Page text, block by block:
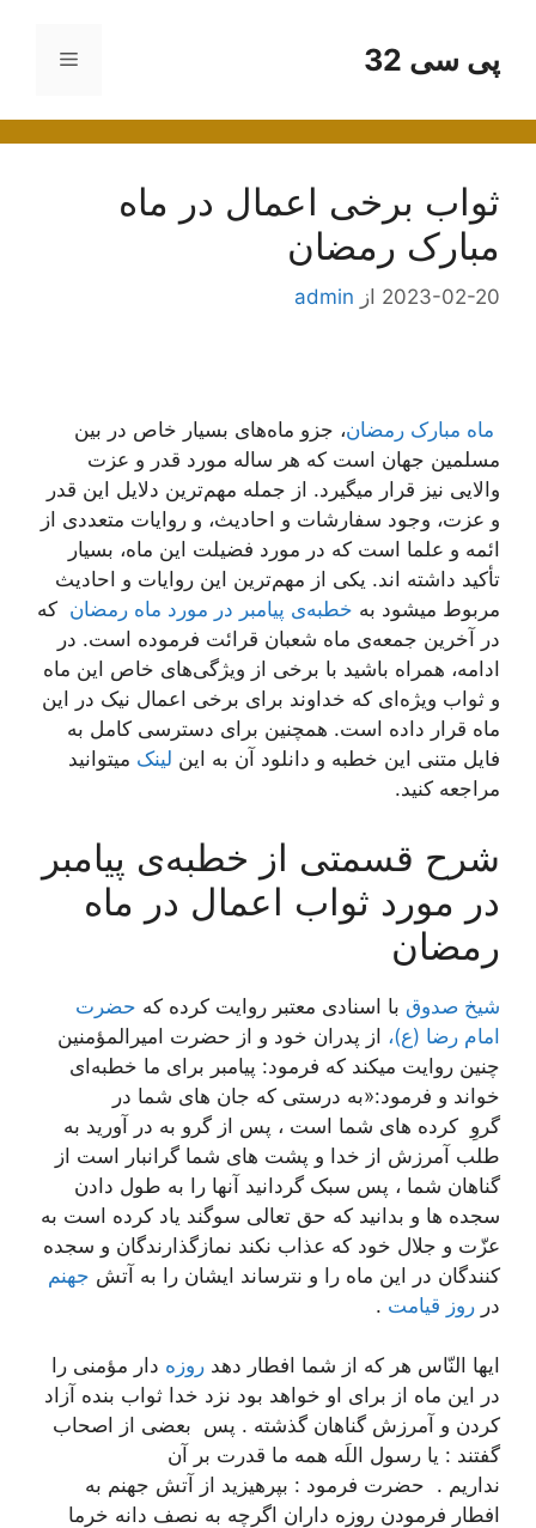
محتواپی سی 32 فهرست
ثواب برخی اعمال در ماه
مبارک رمضان
2023-02-20 از admin
ماه مبارک رمضان، جزو ماه‌های بسیار خاص در بین
مسلمین جهان است که هر ساله مورد قدر و عزت
والایی نیز قرار میگیرد. از جمله مهم‌ترین دلایل این قدر
و عزت، وجود سفارشات و احادیث، و روایات متعددی از
ائمه و علما است که در مورد فضیلت این ماه، بسیار
تأکید داشته اند. یکی از مهم‌ترین این روایات و احادیث
مربوط میشود به خطبه‌ی پیامبر در مورد ماه رمضان که
در آخرین جمعه‌ی ماه شعبان قرائت فرموده است. در
ادامه، همراه باشید با برخی از ویژگی‌های خاص این ماه
و ثواب ویژه‌ای که خداوند برای برخی اعمال نیک در این
ماه قرار داده است. همچنین برای دسترسی کامل به
فایل متنی این خطبه و دانلود آن به این لینک میتوانید
مراجعه کنید.
شرح قسمتی از خطبه‌ی پیامبر
در مورد ثواب اعمال در ماه
رمضان
شیخ صدوق با اسنادی معتبر روایت کرده که حضرت
امام رضا (ع)، از پدران خود و از حضرت امیرالمؤمنین
چنین روایت میکند که فرمود: پیامبر برای ما خطبه‌ای
خواند و فرمود:«به درستى که جان هاى شما در
گروِ کرده هاى شما است ، پس از گرو به در آورید به
طلب آمرزش از خدا و پشت هاى شما گرانبار است از
گناهان شما ، پس سبک گردانید آنها را به طول دادن
سجده ها و بدانید که حق تعالى سوگند یاد کرده است به
عزّت و جلال خود که عذاب نکند نمازگذارندگان و سجده
کنندگان در این ماه را و نترساند ایشان را به آتش جهنم
در روز قیامت .
ایها النّاس هر که از شما افطار دهد روزه دار مؤمنى را
در این ماه از براى او خواهد بود نزد خدا ثواب بنده آزاد
کردن و آمرزش گناهان گذشته . پس ‍ بعضى از اصحاب
گفتند : یا رسول اللَه همه ما قدرت بر آن
نداریم . حضرت فرمود : بپرهیزید از آتش جهنم به
افطار فرمودن روزه داران اگرچه به نصف دانه خرما